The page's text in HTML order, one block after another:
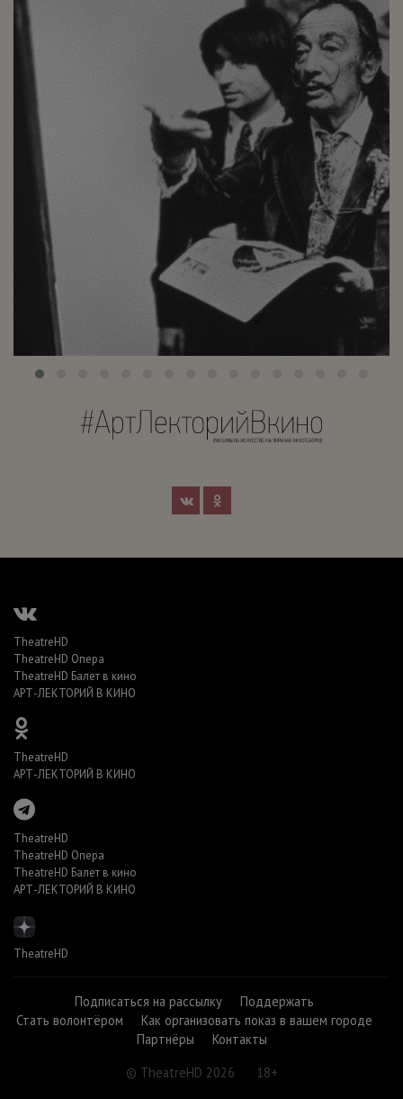
TheatreHD
TheatreHD Опера
TheatreHD Балет в кино
АРТ-ЛЕКТОРИЙ В КИНО
TheatreHD
АРТ-ЛЕКТОРИЙ В КИНО
TheatreHD
TheatreHD Опера
TheatreHD Балет в кино
АРТ-ЛЕКТОРИЙ В КИНО
TheatreHD
Подписаться на рассылку
Поддержать
Стать волонтёром
Как организовать показ в вашем городе
Партнёры
Контакты
© TheatreHD 2026
18+